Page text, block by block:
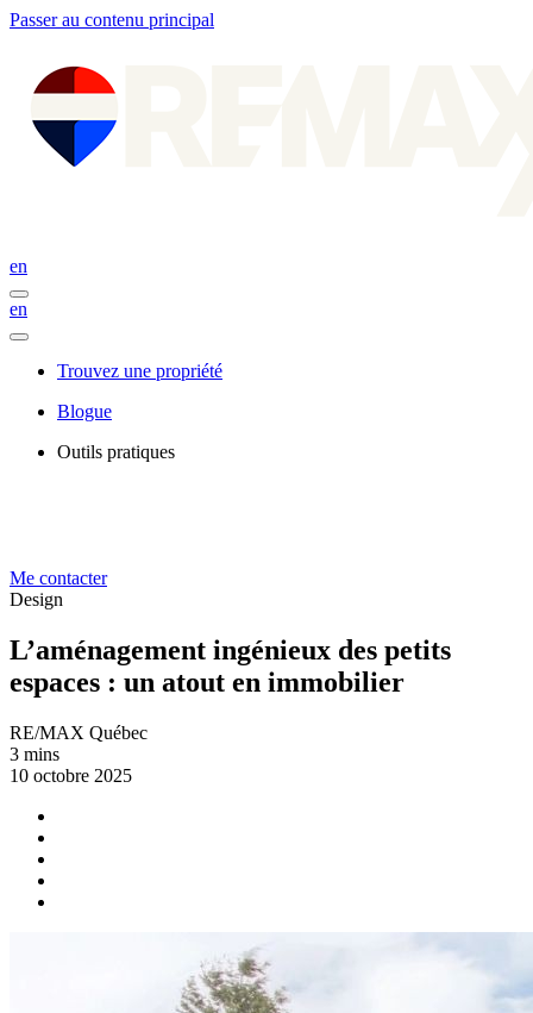
Passer au contenu principal
en
en
Trouvez une propriété
Blogue
Outils pratiques
Me contacter
Design
L’aménagement ingénieux des petits
espaces : un atout en immobilier
RE/MAX Québec
3 mins
10 octobre 2025